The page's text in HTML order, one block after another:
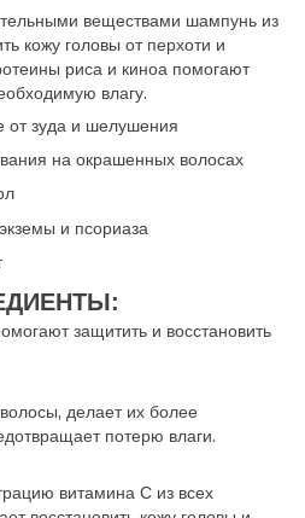
веществами шампунь из
кожу головы от перхоти и
риса и киноа помогают
влагу.
от зуда и шелушения
на окрашенных волосах
и псориаза
защитить и восстановить
делает их более
потерю влаги.
витамина С из всех